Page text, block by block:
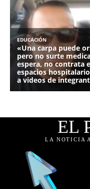
EL
LA NOTICIA